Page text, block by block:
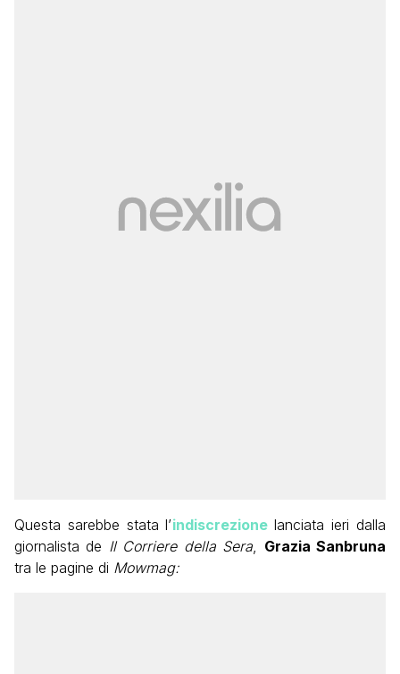
Questa sarebbe stata l’indiscrezionelanciata ieri dalla
giornalista de Il Corriere della Sera
Grazia Sanbruna
tra le pagine di Mowmag: